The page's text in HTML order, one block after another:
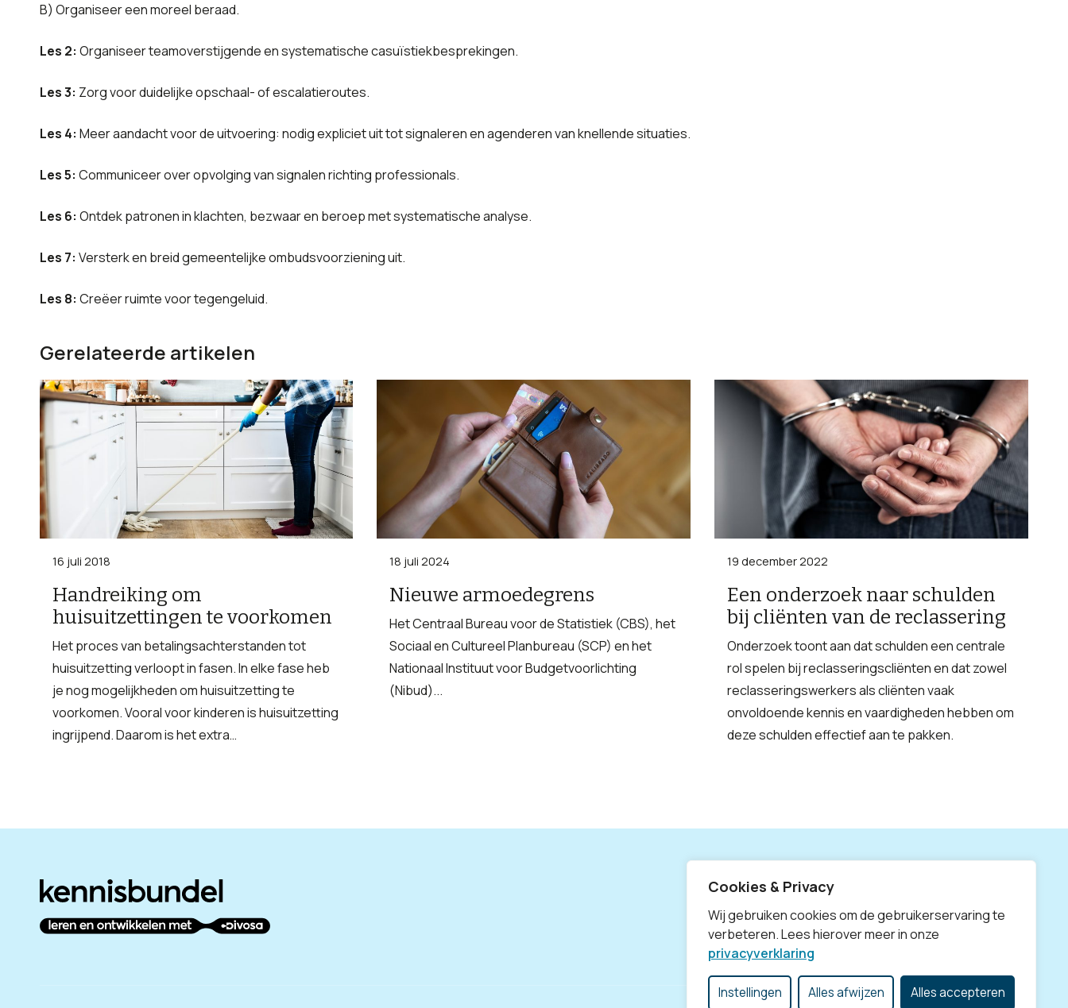
Cookies & Privacy
Wij gebruiken cookies om de gebruikerservaring te
verbeteren. Lees hierover meer in onze
privacyverklaring
Instellingen Alles afwijzen Alles accepteren
B) Organiseer een moreel beraad.
Les 2: Organiseer teamoverstijgende en systematische casuïstiekbesprekingen.
Les 3: Zorg voor duidelijke opschaal- of escalatieroutes.
Les 4: Meer aandacht voor de uitvoering: nodig expliciet uit tot signaleren en agenderen van knellende situaties.
Les 5: Communiceer over opvolging van signalen richting professionals.
Les 6: Ontdek patronen in klachten, bezwaar en beroep met systematische analyse.
Les 7: Versterk en breid gemeentelijke ombudsvoorziening uit.
Les 8: Creëer ruimte voor tegengeluid.
Gerelateerde artikelen
Handreiking om
huisuitzettingen te voorkomen
16 juli 2018
Het proces van betalingsachterstanden tot
huisuitzetting verloopt in fasen. In elke fase heb
je nog mogelijkheden om huisuitzetting te
voorkomen. Vooral voor kinderen is huisuitzetting
ingrijpend. Daarom is het extra…
Nieuwe armoedegrens
18 juli 2024
Het Centraal Bureau voor de Statistiek (CBS), het
Sociaal en Cultureel Planbureau (SCP) en het
Nationaal Instituut voor Budgetvoorlichting
(Nibud)...
Een onderzoek naar schulden
bij cliënten van de reclassering
19 december 2022
Onderzoek toont aan dat schulden een centrale
rol spelen bij reclasseringscliënten en dat zowel
reclasseringswerkers als cliënten vaak
onvoldoende kennis en vaardigheden hebben om
deze schulden effectief aan te pakken.
X